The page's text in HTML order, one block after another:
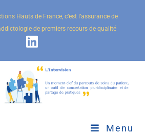
Hauts de France, c’est l’assurance de
de premiers recours de qualité
Menu